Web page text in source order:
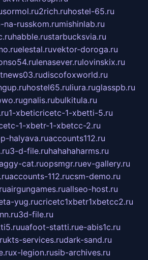
sormol.ru2rich.ruhostel-65.ru
na-russkom.rumishinlab.ru
habble.rustarbucksvia.ru
elestal.ruvektor-doroga.ru
lenasever.rulovinskix.ru
discofoxworld.ru
hostel65.ruliura.ruglasspb.ru
gnalis.rubulkitula.ru
1-xbeticricetc-1-xbetti-5.ru
1-xbetr-1-xbetcc-2.ru
halyava.ruaccounts112.ru
3-d-file.ruhahahaharms.ru
cat.ruopsmgr.ruev-gallery.ru
accounts-112.rucsm-demo.ru
airgungames.ruallseo-host.ru
yug.rucricetc1xbetr1xbetcc2.ru
3d-file.ru
uafoot-statti.rue-abis1c.ru
kts-services.rudark-sand.ru
x-legion.rusib-archives.ru